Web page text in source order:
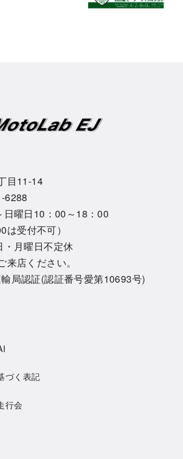
目11-14
6288
日曜日10：00～18：00
は受付不可）
・月曜日不定休
店ください。
局認証(認証番号愛第10693号)
づく表記
行会